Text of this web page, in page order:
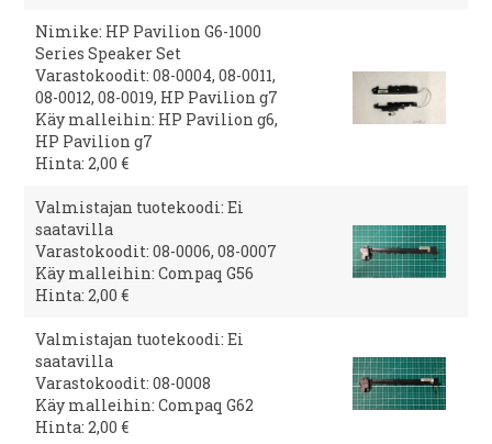
Nimike: HP Pavilion G6-1000
Series Speaker Set
Varastokoodit: 08-0004, 08-0011,
08-0012, 08-0019, HP Pavilion g7
Käy malleihin: HP Pavilion g6,
HP Pavilion g7
Hinta: 2,00 €
Valmistajan tuotekoodi: Ei
saatavilla
Varastokoodit: 08-0006, 08-0007
Käy malleihin: Compaq G56
Hinta: 2,00 €
Valmistajan tuotekoodi: Ei
saatavilla
Varastokoodit: 08-0008
Käy malleihin: Compaq G62
Hinta: 2,00 €